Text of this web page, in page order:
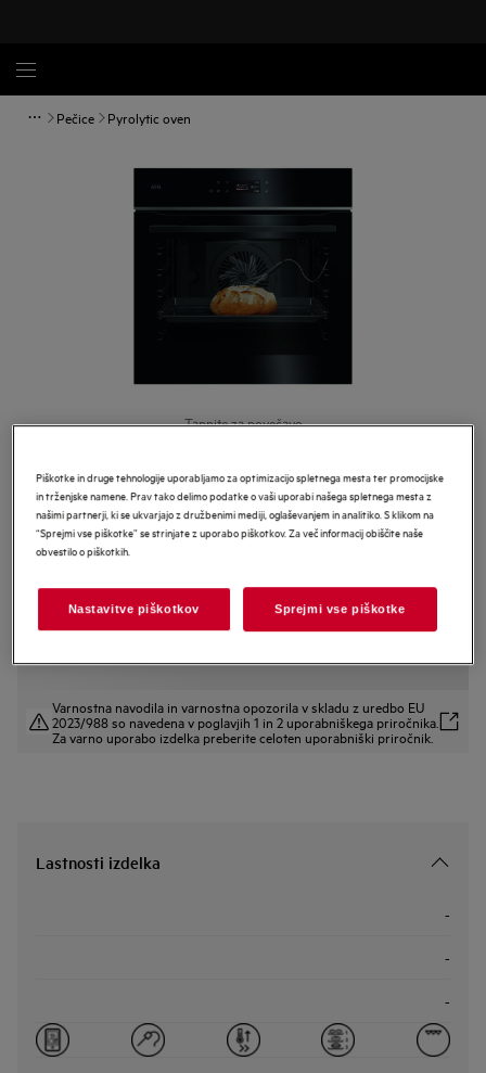
Pečice Pyrolytic oven
Tapnite za povečavo
TE7PB63ZAB
AEG 7000 MealAssist vgradna
pečica
EU podatkovna kartica
Varnostna navodila in varnostna opozorila v skladu z uredbo EU
2023/988 so navedena v poglavjih 1 in 2 uporabniškega priročnika.
Za varno uporabo izdelka preberite celoten uporabniški priročnik.
Lastnosti izdelka
-
-
-
Piškotke in druge tehnologije uporabljamo za optimizacijo spletnega mesta ter promocijske
in trženjske namene. Prav tako delimo podatke o vaši uporabi našega spletnega mesta z
našimi partnerji, ki se ukvarjajo z družbenimi mediji, oglaševanjem in analitiko. S klikom na
“Sprejmi vse piškotke” se strinjate z uporabo piškotkov. Za več informacij obiščite naše
obvestilo o piškotkih.
Nastavitve piškotkov Sprejmi vse piškotke